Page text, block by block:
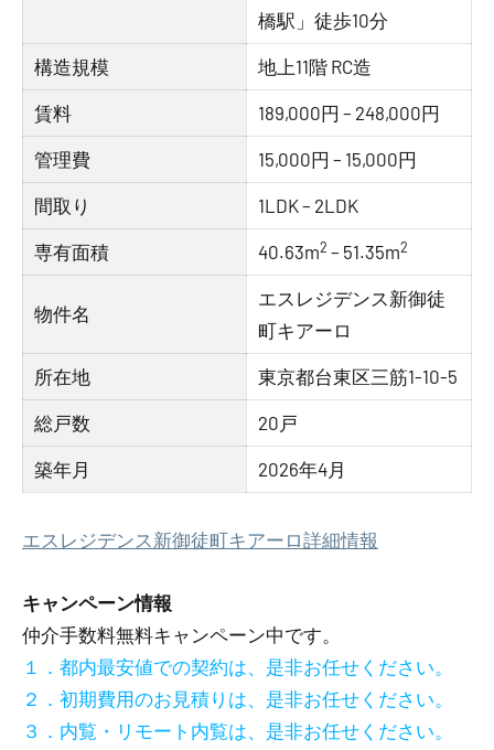
橋駅」徒歩10分
構造規模 地上11階 RC造
賃料 189,000円 – 248,000円
管理費 15,000円 – 15,000円
間取り 1LDK – 2LDK
専有面積 40.63m2 – 51.35m2
物件名
エスレジデンス新御徒
町キアーロ
所在地 東京都台東区三筋1-10-5
総戸数 20戸
築年月 2026年4月
エスレジデンス新御徒町キアーロ詳細情報
キャンペーン情報
仲介手数料無料キャンペーン中です。
１．都内最安値での契約は、是非お任せください。
２．初期費用のお見積りは、是非お任せください。
３．内覧・リモート内覧は、是非お任せください。